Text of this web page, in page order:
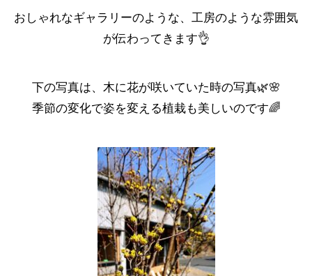
おしゃれなギャラリーのような、工房のような雰囲気
が伝わってきます👌
下の写真は、木に花が咲いていた時の写真🌿🌸
季節の変化で姿を変える植栽も美しいのです🌈